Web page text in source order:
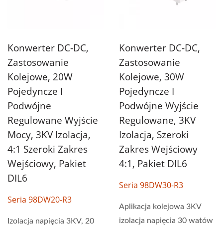
Konwerter DC-DC,
Zastosowanie
Kolejowe, 20W
Pojedyncze I
Podwójne
Regulowane Wyjście
Mocy, 3KV Izolacja,
4:1 Szeroki Zakres
Wejściowy, Pakiet
DIL6
Seria 98DW20-R3
Izolacja napięcia 3KV, 20
Konwerter DC-DC,
Zastosowanie
Kolejowe, 30W
Pojedyncze I
Podwójne Wyjście
Regulowane, 3KV
Izolacja, Szeroki
Zakres Wejściowy
4:1, Pakiet DIL6
Seria 98DW30-R3
Aplikacja kolejowa 3KV
izolacja napięcia 30 watów